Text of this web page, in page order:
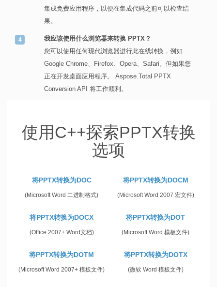
集成免费应用程序，以便在集成代码之前可以检查结
果。
我应该使用什么浏览器来转换 PPTX？
您可以使用任何现代浏览器进行此在线转换，例如
Google Chrome、Firefox、Opera、Safari。但如果您
正在开发桌面应用程序。 Aspose.Total PPTX
Conversion API 将工作顺利。
使用C++探索PPTX转换
选项
将PPTX转换为DOC
(Microsoft Word 二进制格式)
将PPTX转换为DOCM
(Microsoft Word 2007 宏文件)
将PPTX转换为DOCX
(Office 2007+ Word文档)
将PPTX转换为DOT
(Microsoft Word 模板文件)
将PPTX转换为DOTM
(Microsoft Word 2007+ 模板文件)
将PPTX转换为DOTX
(微软 Word 模板文件)